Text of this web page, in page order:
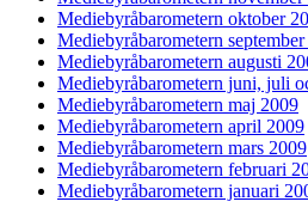
Mediebyråbarometern oktober
Mediebyråbarometern
Mediebyråbarometern augusti
Mediebyråbarometern juni, juli
Mediebyråbarometern maj 2009
Mediebyråbarometern april 2009
Mediebyråbarometern mars 2009
Mediebyråbarometern februari
Mediebyråbarometern januari